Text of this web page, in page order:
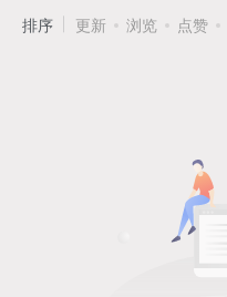
排序 更新 浏览 点赞